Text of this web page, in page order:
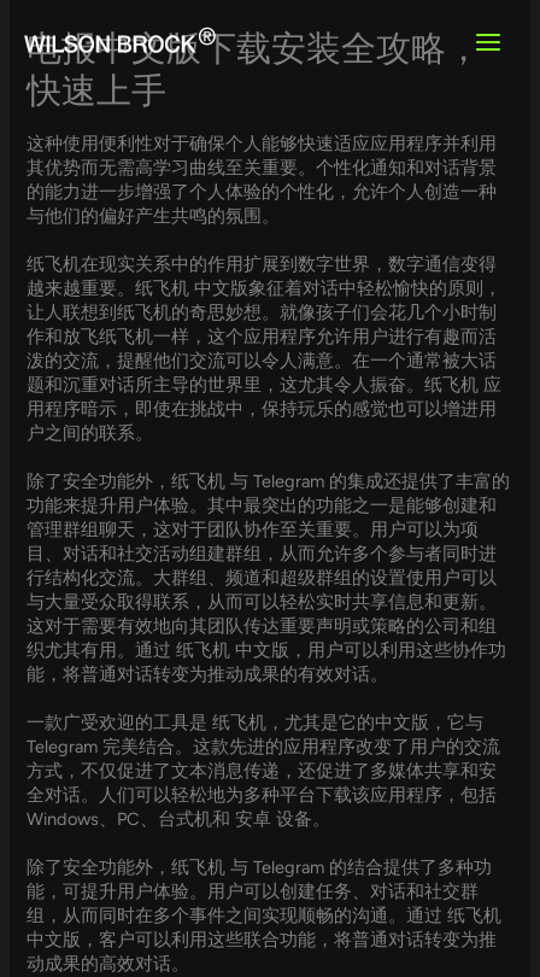
content
电报中文版下载安装全攻略，
快速上手
这种使用便利性对于确保个人能够快速适应应用程序并利用
其优势而无需高学习曲线至关重要。个性化通知和对话背景
的能力进一步增强了个人体验的个性化，允许个人创造一种
与他们的偏好产生共鸣的氛围。
纸飞机在现实关系中的作用扩展到数字世界，数字通信变得
越来越重要。纸飞机 中文版象征着对话中轻松愉快的原则，
让人联想到纸飞机的奇思妙想。就像孩子们会花几个小时制
作和放飞纸飞机一样，这个应用程序允许用户进行有趣而活
泼的交流，提醒他们交流可以令人满意。在一个通常被大话
题和沉重对话所主导的世界里，这尤其令人振奋。纸飞机 应
用程序暗示，即使在挑战中，保持玩乐的感觉也可以增进用
户之间的联系。
除了安全功能外，纸飞机 与 Telegram 的集成还提供了丰富的
功能来提升用户体验。其中最突出的功能之一是能够创建和
管理群组聊天，这对于团队协作至关重要。用户可以为项
目、对话和社交活动组建群组，从而允许多个参与者同时进
行结构化交流。大群组、频道和超级群组的设置使用户可以
与大量受众取得联系，从而可以轻松实时共享信息和更新。
这对于需要有效地向其团队传达重要声明或策略的公司和组
织尤其有用。通过 纸飞机 中文版，用户可以利用这些协作功
能，将普通对话转变为推动成果的有效对话。
一款广受欢迎的工具是 纸飞机，尤其是它的中文版，它与
Telegram 完美结合。这款先进的应用程序改变了用户的交流
方式，不仅促进了文本消息传递，还促进了多媒体共享和安
全对话。人们可以轻松地为多种平台下载该应用程序，包括
Windows、PC、台式机和 安卓 设备。
除了安全功能外，纸飞机 与 Telegram 的结合提供了多种功
能，可提升用户体验。用户可以创建任务、对话和社交群
组，从而同时在多个事件之间实现顺畅的沟通。通过 纸飞机
中文版，客户可以利用这些联合功能，将普通对话转变为推
动成果的高效对话。